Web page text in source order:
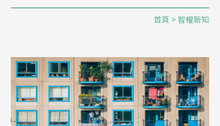
首頁 > 智權新知